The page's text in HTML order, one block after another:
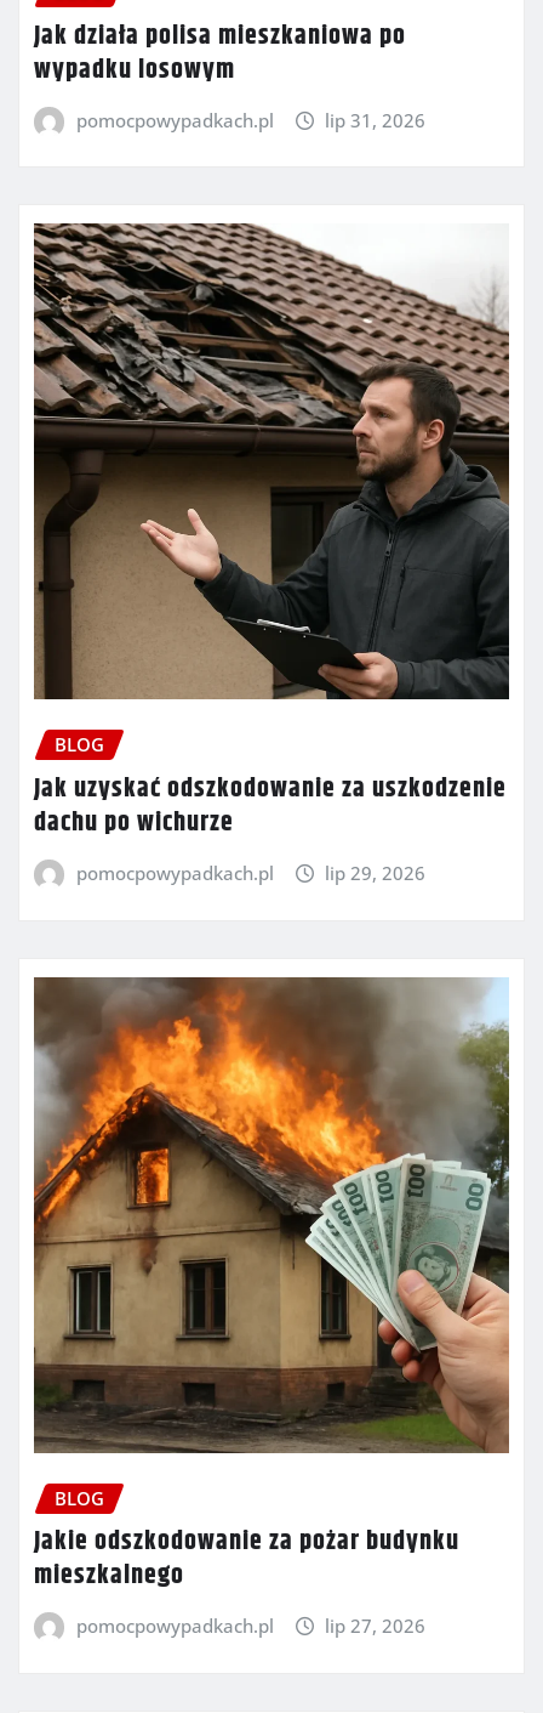
Jak działa polisa mieszkaniowa po
wypadku losowym
pomocpowypadkach.pl lip 31, 2026
BLOG
Jak uzyskać odszkodowanie za uszkodzenie
dachu po wichurze
pomocpowypadkach.pl lip 29, 2026
BLOG
Jakie odszkodowanie za pożar budynku
mieszkalnego
pomocpowypadkach.pl lip 27, 2026